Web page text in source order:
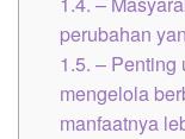
perubahan
1.5. – Penting
mengelola
manfaatnya